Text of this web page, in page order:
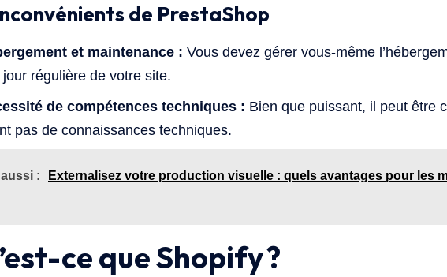
de PrestaShop
et maintenance : Vous devez gérer vous-même
jour régulière de votre site.
de compétences techniques : Bien que puissant, il peut être
pas de connaissances techniques.
:
Externalisez votre production visuelle : quels avantages pour les
ce que Shopify ?